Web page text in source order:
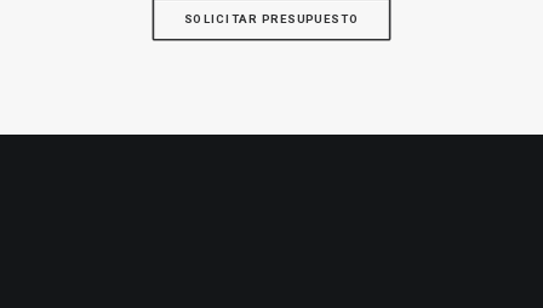
SOLICITAR PRESUPUESTO